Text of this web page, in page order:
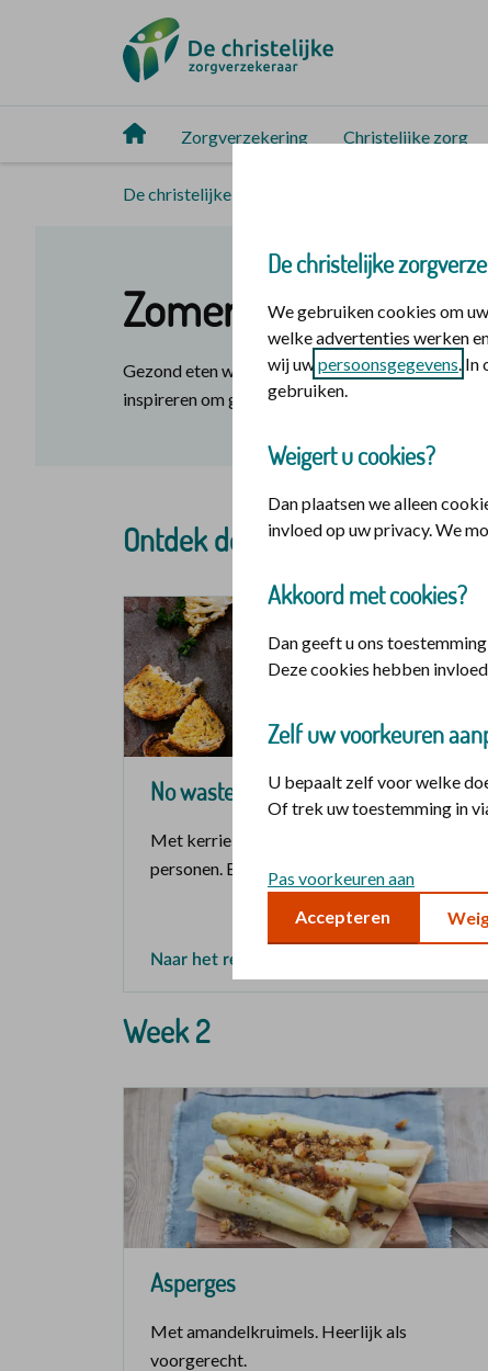
Zorgverzekering Christelijke zorg
De christelijke zorgverzekeraar
Zomerrecepten
Gezond eten wordt een feestje. Met de
inspireren om gezond(er) te eten.
Ontdek de zomerrecepten:
No waste bloemkoolsoep
Met kerrie en bosuitjes. Een recept voor 2
personen. Bereid in 20 minuten.
Naar het recept voor de soep
Week 2
Asperges
Met amandelkruimels. Heerlijk als
voorgerecht.
De christelijke
We gebruiken cookies om
welke advertenties werken
wij uw persoonsgegevens. In
gebruiken.
Weigert u cookies?
Dan plaatsen we alleen
invloed op uw privacy. We
Akkoord met cookies?
Dan geeft u ons
Deze cookies hebben
Zelf uw voorkeuren
U bepaalt zelf voor welke
Of trek uw toestemming in
Pas voorkeuren aan
Accepteren